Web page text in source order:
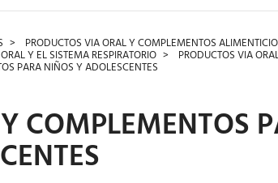
PRODUCTOS VIA ORAL Y COMPLEMENTOS
Y EL SISTEMA RESPIRATORIO PRODUCTOS VIA
PARA NIÑOS Y ADOLESCENTES
COMPLEMENTOS